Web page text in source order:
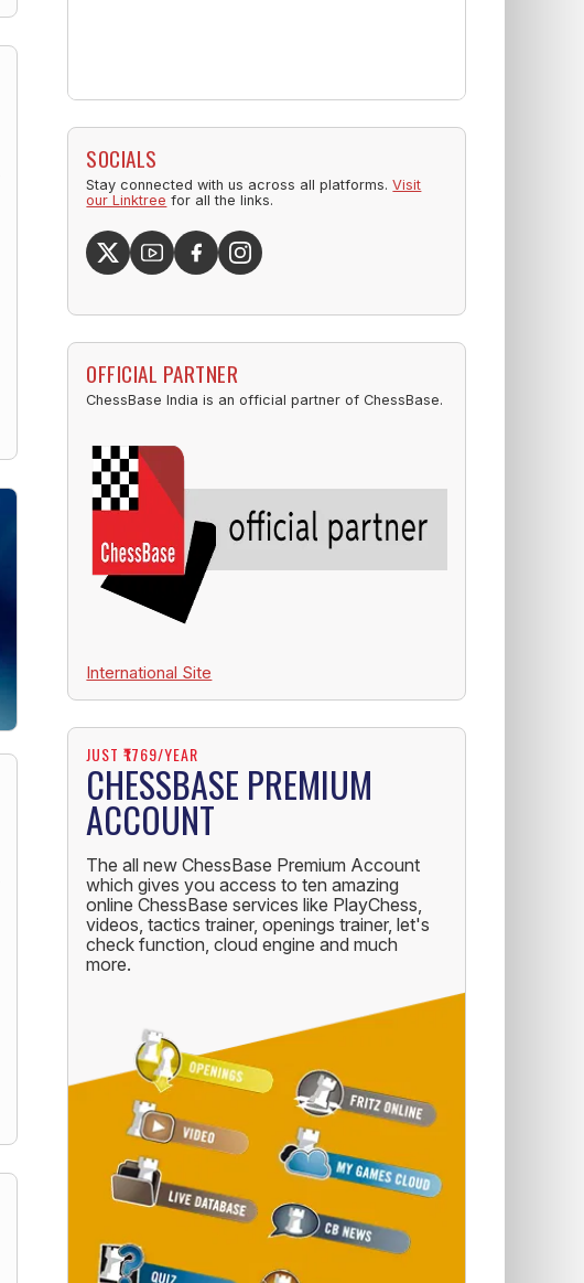
SOCIALS
Stay connected with us across all platforms.Visit
our Linktree for all the links.
OFFICIAL PARTNER
ChessBase India is an official partner of ChessBase.
International Site
JUST ₹1769/YEAR
CHESSBASE PREMIUM
ACCOUNT
The all new ChessBase Premium Account
which gives you access to ten amazing
online ChessBase services like PlayChess,
videos, tactics trainer, openings trainer, let's
check function, cloud engine and much
more.